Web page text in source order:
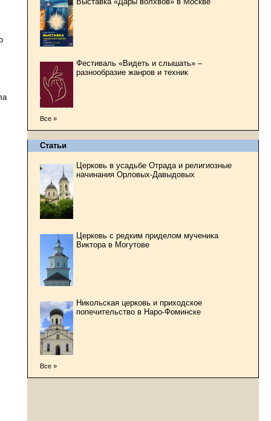
Фестиваль «Видеть и слышать» –
разнообразие жанров и техник
Все »
Статьи
Церковь в усадьбе Отрада и религиозные
начинания Орловых-Давыдовых
Церковь с редким приделом мученика
Виктора в Могутове
Никольская церковь и приходское
попечительство в Наро-Фоминске
Все »